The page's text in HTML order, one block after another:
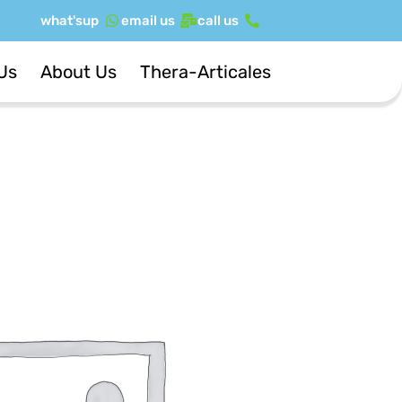
לתוכן
call us
email us
what'sup
Thera-Articales
About Us